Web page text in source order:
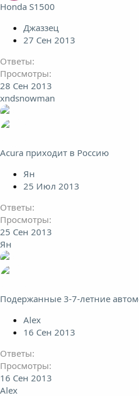
Honda S1500
Джаззец
27 Сен 2013
Ответы
Просмотры
28 Сен 2013
xndsnowman
Acura приходит в Россию
Ян
25 Июл 2013
Ответы
Просмотры
25 Сен 2013
Ян
Подержанные 3-7-летние
Alex
16 Сен 2013
Ответы
Просмотры
16 Сен 2013
Alex